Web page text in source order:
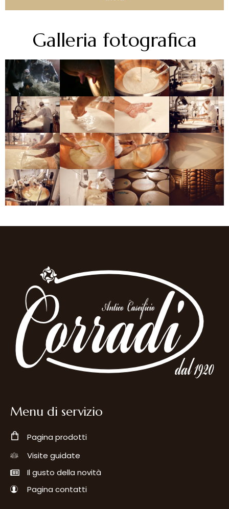
Galleria fotografica
Menu di servizio
Pagina prodotti
Visite guidate
Il gusto della novità
Pagina contatti